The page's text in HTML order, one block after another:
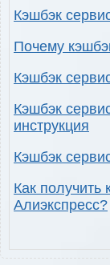
Кэшбэк
Почему
Кэшбэк
Кэшбэк
инструкция
Кэшбэк
Как
Алиэкспресс?